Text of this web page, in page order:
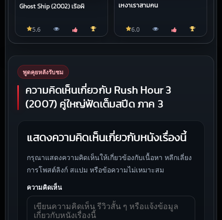
Ghost Ship (2002) เรือผี
5.6
เหงาเราสามคน
6.0
พูดคุยหลังรับชม
ความคิดเห็นเกี่ยวกับ Rush Hour 3
(2007) คู่ใหญ่ฟัดเต็มสปีด ภาค 3
แสดงความคิดเห็นเกี่ยวกับหนังเรื่องนี้
กรุณาแสดงความคิดเห็นให้เกี่ยวข้องกับเนื้อหา หลีกเลี่ยง
การโพสต์ลิงก์ สแปม หรือข้อความไม่เหมาะสม
ความคิดเห็น